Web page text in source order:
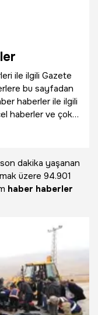
ile ilgili Gazete
bu sayfadan
haberler ile ilgili
haberler ve çok
dakika yaşanan
üzere 94.901
haber haberler